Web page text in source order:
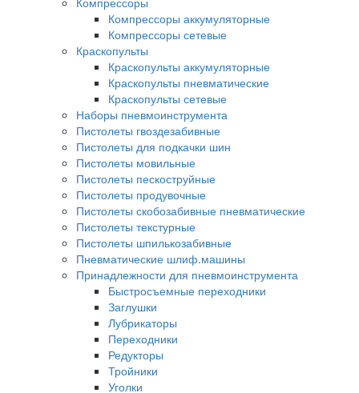
Компрессоры аккумуляторные
Компрессоры сетевые
Краскопульты
Краскопульты аккумуляторные
Краскопульты пневматические
Краскопульты сетевые
Наборы пневмоинструмента
Пистолеты гвоздезабивные
Пистолеты для подкачки шин
Пистолеты мовильные
Пистолеты пескоструйные
Пистолеты продувочные
Пистолеты скобозабивные пневматические
Пистолеты текстурные
Пистолеты шпилькозабивные
Пневматические шлиф.машины
Принадлежности для пневмоинструмента
Быстросъемные переходники
Заглушки
Лубрикаторы
Переходники
Редукторы
Тройники
Уголки